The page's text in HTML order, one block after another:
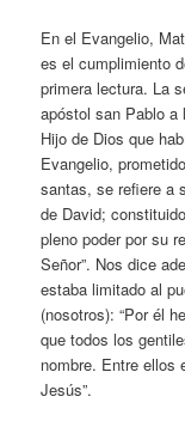
En el Evangelio,
es el cumplimiento
primera lectura. La
apóstol san Pablo a
Hijo de Dios que
Evangelio,
santas, se refiere a
de David;
pleno poder por su
Señor”. Nos dice
estaba limitado al
(nosotros): “Por él
que todos los
nombre. Entre ellos
Jesús”.